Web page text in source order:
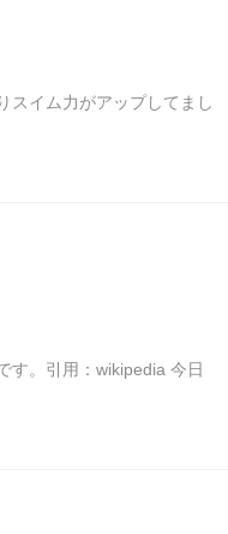
スイム力がアップしてまし
す。引用：wikipedia 今日